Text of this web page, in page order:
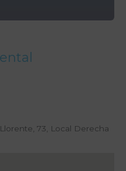
73, Local Derecha